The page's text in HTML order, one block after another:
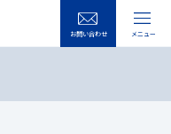
お問い合わせ メニュー